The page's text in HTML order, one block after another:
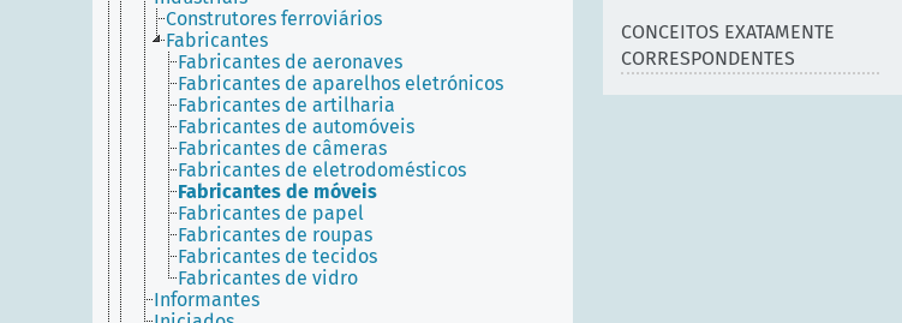
Construtores ferroviários
Fabricantes
Fabricantes de aeronaves
Fabricantes de aparelhos eletrónicos
Fabricantes de artilharia
Fabricantes de automóveis
Fabricantes de câmeras
Fabricantes de eletrodomésticos
Fabricantes de móveis
Fabricantes de papel
Fabricantes de roupas
Fabricantes de tecidos
Fabricantes de vidro
Informantes
CONCEITOS EXATAMENTE
CORRESPONDENTES